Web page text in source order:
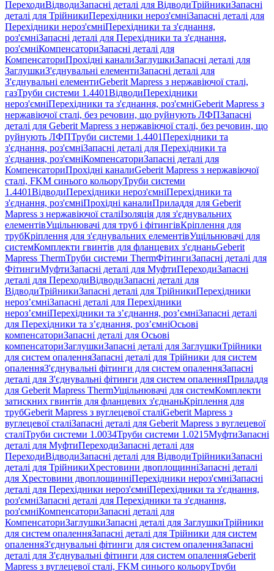
ПереходиВідводиЗапасні деталі для ВідводиТрійникиЗапасні
деталі для ТрійникиПерехідники нероз'ємніЗапасні деталі для
Перехідники нероз'ємніПерехідники та з'єднання,
роз'ємніЗапасні деталі для Перехідники та з'єднання,
роз'ємніКомпенсаториЗапасні деталі для
КомпенсаториПрохідні каналиЗаглушкиЗапасні деталі для
ЗаглушкиЗ'єднувальні елементиЗапасні деталі для
З'єднувальні елементиGeberit Mapress з нержавіючої сталі,
газТруби системи 1.4401ВідводиПерехідники
нероз'ємніПерехідники та з'єднання, роз'ємніGeberit Mapress з
нержавіючої сталі, без речовин, що руйнують ЛФПЗапасні
деталі для Geberit Mapress з нержавіючої сталі, без речовин, що
руйнують ЛФПТруби системи 1.4401Перехідники та
з'єднання, роз'ємніЗапасні деталі для Перехідники та
з'єднання, роз'ємніКомпенсаториЗапасні деталі для
КомпенсаториПрохідні каналиGeberit Mapress з нержавіючої
сталі, FKM синього кольоруТруби системи
1.4401ВідводиПерехідники нероз'ємніПерехідники та
з'єднання, роз'ємніПрохідні каналиПриладдя для Geberit
Mapress з нержавіючої сталіІзоляція для з'єднувальних
елементівУщільнювачі для труб і фітингівКріплення для
трубКріплення для з'єднувальних елементівУщільнювачі для
системКомплекти гвинтів для фланцевих з'єднаньGeberit
Mapress ThermТруби системи ThermФітингиЗапасні деталі для
ФітингиМуфтиЗапасні деталі для МуфтиПереходиЗапасні
деталі для ПереходиВідводиЗапасні деталі для
ВідводиТрійникиЗапасні деталі для ТрійникиПерехідники
нероз’ємніЗапасні деталі для Перехідники
нероз’ємніПерехідники та з’єднання, роз’ємніЗапасні деталі
для Перехідники та з’єднання, роз’ємніОсьові
компенсаториЗапасні деталі для Осьові
компенсаториЗаглушкиЗапасні деталі для ЗаглушкиТрійники
для систем опаленняЗапасні деталі для Трійники для систем
опаленняЗ'єднувальні фітинги для систем опаленняЗапасні
деталі для З'єднувальні фітинги для систем опаленняПриладдя
для Geberit Mapress ThermУщільнювачі для системКомплекти
затискних гвинтів для фланцевих з'єднаньКріплення для
трубGeberit Mapress з вуглецевої сталіGeberit Mapress з
вуглецевої сталіЗапасні деталі для Geberit Mapress з вуглецевої
сталіТруби системи 1.0034Труби системи 1.0215МуфтиЗапасні
деталі для МуфтиПереходиЗапасні деталі для
ПереходиВідводиЗапасні деталі для ВідводиТрійникиЗапасні
деталі для ТрійникиХрестовини двоплощинніЗапасні деталі
для Хрестовини двоплощинніПерехідники нероз'ємніЗапасні
деталі для Перехідники нероз'ємніПерехідники та з'єднання,
роз'ємніЗапасні деталі для Перехідники та з'єднання,
роз'ємніКомпенсаториЗапасні деталі для
КомпенсаториЗаглушкиЗапасні деталі для ЗаглушкиТрійники
для систем опаленняЗапасні деталі для Трійники для систем
опаленняЗ'єднувальні фітинги для систем опаленняЗапасні
деталі для З'єднувальні фітинги для систем опаленняGeberit
Mapress з вуглецевої сталі, FKM синього кольоруТруби